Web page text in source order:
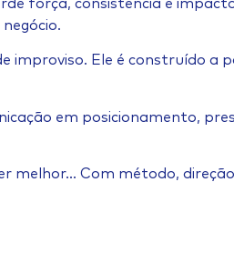
força, consistência e
improviso. Ele é construído a
em posicionamento,
melhor… Com método,